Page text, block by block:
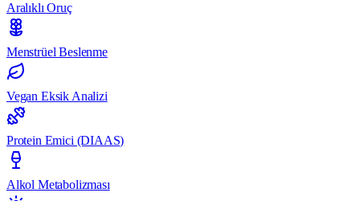
Aralıklı Oruç
Menstrüel Beslenme
Vegan Eksik Analizi
Protein Emici (DIAAS)
Alkol Metabolizması